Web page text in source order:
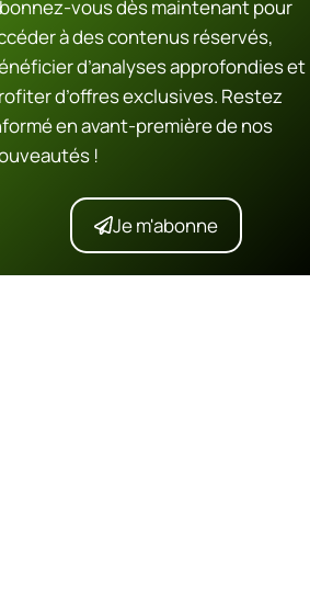
vous dès maintenant pour
à des contenus réservés,
d’analyses approfondies et
d’offres exclusives. Restez
en avant-première de nos
!
Je m'abonne